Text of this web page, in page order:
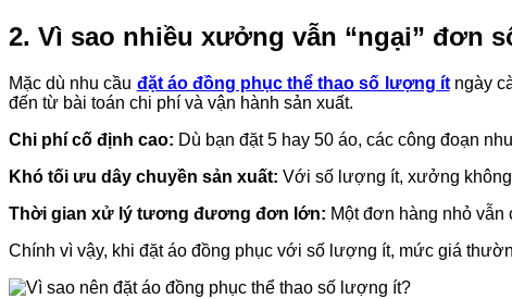
2. Vì sao nhiều xưởng vẫn “ngại” đơn
Mặc dù nhu cầu đặt áo đồng phục thể thao số lượng ítngày
đến từ bài toán chi phí và vận hành sản xuất.
Chi phí cố định cao: Dù bạn đặt 5 hay 50 áo, các công đoạn
Khó tối ưu dây chuyền sản xuất: Với số lượng ít, xưởng không
Thời gian xử lý tương đương đơn lớn: Một đơn hàng nhỏ vẫn
Chính vì vậy, khi đặt áo đồng phục với số lượng ít, mức giá